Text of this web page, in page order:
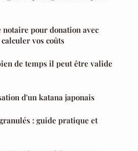
pour donation avec
vos coûts
de temps il peut être valide
d'un katana japonais
: guide pratique et